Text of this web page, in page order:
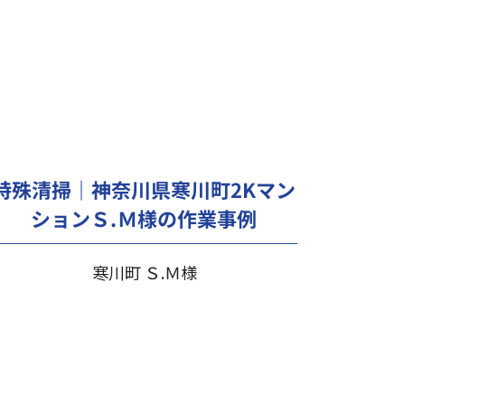
殊清掃｜神奈川県寒川町2Kマン
ションＳ.Ｍ様の作業事例
寒川町 Ｓ.Ｍ様